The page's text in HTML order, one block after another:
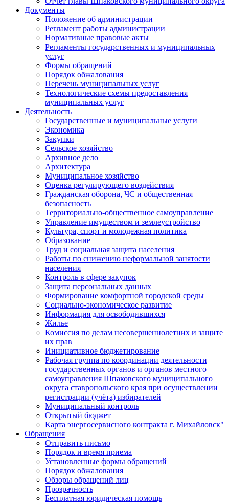
Документы
Положение об администрации
Регламент работы администрации
Нормативные правовые акты
Регламенты государственных и муниципальных
услуг
Формы обращений
Порядок обжалования
Перечень муниципальных услуг
Технологические схемы предоставления
муниципальных услуг
Деятельность
Государственные и муниципальные услуги
Экономика
Закупки
Сельское хозяйство
Архивное дело
Архитектура
Муниципальное хозяйство
Оценка регулирующего воздействия
Гражданская оборона, ЧС и общественная
безопасность
Территориально-общественное самоуправление
Управление имуществом и землеустройство
Культура, спорт и молодежная политика
Образование
Труд и социальная защита населения
Работы по снижению неформальной занятости
населения
Контроль в сфере закупок
Защита персональных данных
Формирование комфортной городской среды
Социально-экономическое развитие
Информация для освободившихся
Жилье
Комиссия по делам несовершеннолетних и защите
их прав
Инициативное бюджетирование
Рабочая группа по координации деятельности
государственных органов и органов местного
самоуправления Шпаковского муниципального
округа ставропольского края при осуществлении
регистрации (учёта) избирателей
Муниципальный контроль
Открытый бюджет
Карта энергосервисного контракта г. Михайловск"
Обращения
Отправить письмо
Порядок и время приема
Установленные формы обращений
Порядок обжалования
Обзоры обращений лиц
Прозрачность
Бесплатная юридическая помощь